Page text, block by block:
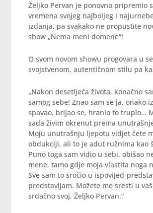
Željko Pervan je ponovno pripremio
vremena svojeg najboljeg i
izdanja, pa svakako ne propustite
show „Nema meni domene“!
O svom novom showu progovara u
svojstvenom, autentičnom stilu pa
„Nakon desetljeća života, konačno
samog sebe! Znao sam se ja, onako
spavao, brijao se, hranio to truplo…
sada živim okrenut prema
Moju unutrašnju ljepotu vidjet čete
obdukciji, ali to je adut ružnima kao
Puno toga sam vidio u sebi, obišao
mene, tamo gdje moja vlastita noga
Sve sam to sročio u ispovijed-
predstavljam. Možete me sresti u
srdačno svoj, Željko Pervan.“